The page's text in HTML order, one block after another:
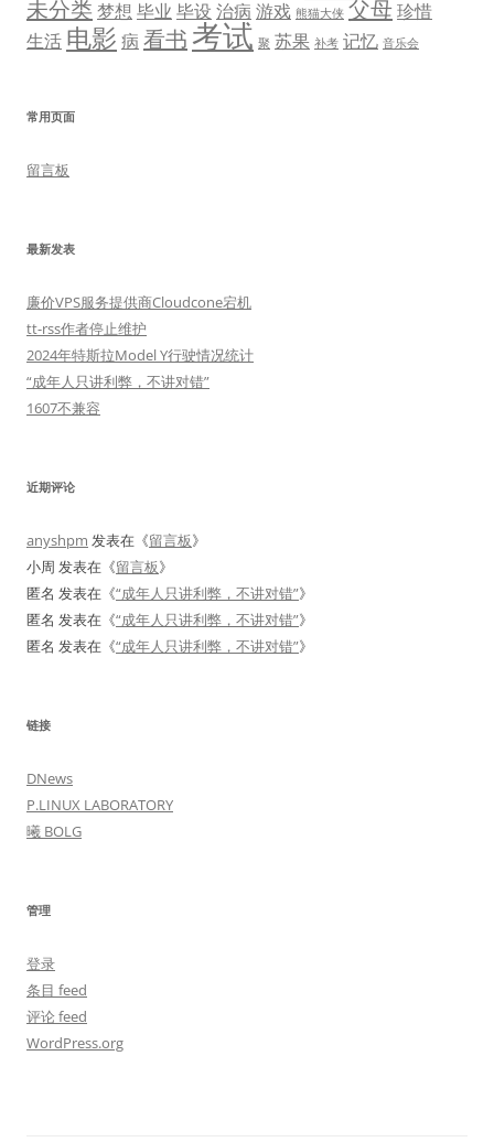
未分类 梦想 毕业 毕设 治病 游戏 熊猫大侠 父母珍惜
生活 电影 病 看书 考试 聚 苏果 补考 记忆 音乐会
常用页面
留言板
最新发表
廉价VPS服务提供商Cloudcone宕机
tt-rss作者停止维护
2024年特斯拉Model Y行驶情况统计
“成年人只讲利弊，不讲对错”
1607不兼容
近期评论
anyshpm 发表在《留言板》
小周 发表在《留言板》
匿名 发表在《“成年人只讲利弊，不讲对错”》
匿名 发表在《“成年人只讲利弊，不讲对错”》
匿名 发表在《“成年人只讲利弊，不讲对错”》
链接
DNews
P.LINUX LABORATORY
曦 BOLG
管理
登录
条目 feed
评论 feed
WordPress.org